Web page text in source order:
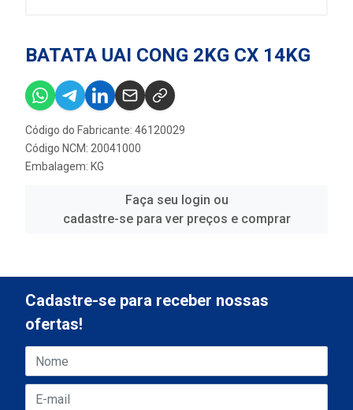
BATATA UAI CONG 2KG CX 14KG
Código do Fabricante: 46120029
Código NCM: 20041000
Embalagem: KG
Faça seu login ou
cadastre-se para ver preços e comprar
Cadastre-se para receber nossas
ofertas!